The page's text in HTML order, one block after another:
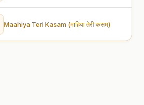
Maahiya Teri Kasam (माहिया तेरी कसम)